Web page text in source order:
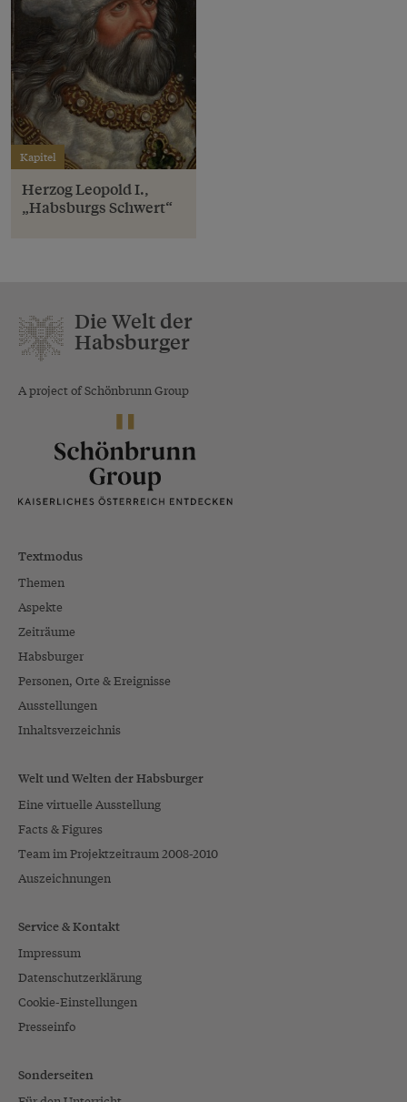
Kapitel
Herzog Leopold I.,
„Habsburgs Schwert“
Die Welt der
Habsburger
A project of Schönbrunn Group
Textmodus
Themen
Aspekte
Zeiträume
Habsburger
Personen, Orte & Ereignisse
Ausstellungen
Inhaltsverzeichnis
Welt und Welten der Habsburger
Eine virtuelle Ausstellung
Facts & Figures
Team im Projektzeitraum 2008-2010
Auszeichnungen
Service & Kontakt
Impressum
Datenschutzerklärung
Cookie-Einstellungen
Presseinfo
Sonderseiten